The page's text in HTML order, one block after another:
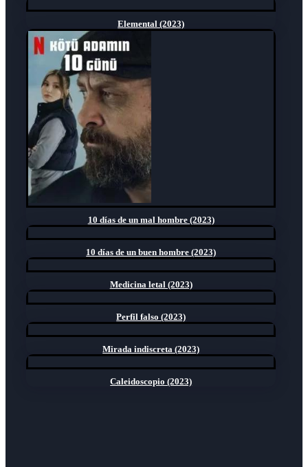
Elemental (2023)
10 días de un mal hombre (2023)
10 días de un buen hombre (2023)
Medicina letal (2023)
Perfil falso (2023)
Mirada indiscreta (2023)
Caleidoscopio (2023)